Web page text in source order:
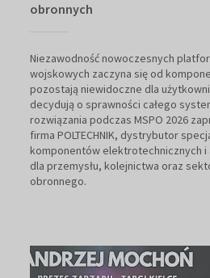
obronnych
Niezawodność nowoczesnych
wojskowych zaczyna się od
pozostają niewidoczne dla
decydują o sprawności całego
rozwiązania podczas MSPO 2026
firma POLTECHNIK, dystrybutor
komponentów elektrotechnicznych i
dla przemysłu, kolejnictwa oraz
obronnego.